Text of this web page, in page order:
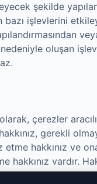
şekilde
bazı işlevlerini
oluşan
çerezler
gerekli
etme hakkınız ve
hakkınız vardır.
iletişime geçin: